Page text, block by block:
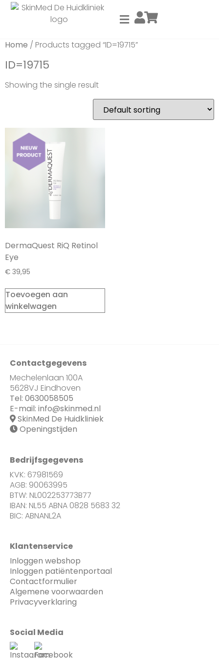
Home / Products tagged “ID=19715”
ID=19715
Showing the single result
DermaQuest RiQ Retinol
Eye
€ 39,95
Toevoegen aan
winkelwagen
Contactgegevens
Mechelenlaan 100A
5628VJ Eindhoven
Tel: 0630058505
E-mail: info@skinmed.nl
SkinMed De Huidkliniek
Openingstijden
Bedrijfsgegevens
KVK: 67981569
AGB: 90063995
BTW: NL002253773B77
IBAN: NL55 ABNA 0828 5683 32
BIC: ABNANL2A
Klantenservice
Inloggen webshop
Inloggen patiëntenportaal
Contactformulier
Algemene voorwaarden
Privacyverklaring
Social Media